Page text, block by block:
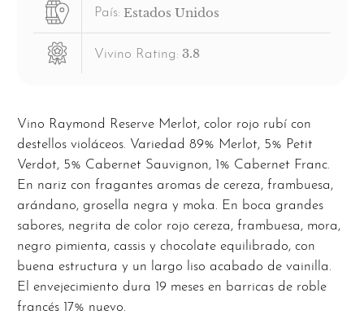
País: Estados Unidos
Vivino Rating: 3.8
Vino Raymond Reserve Merlot, color rojo rubí con
destellos violáceos. Variedad 89% Merlot, 5% Petit
Verdot, 5% Cabernet Sauvignon, 1% Cabernet Franc.
En nariz con fragantes aromas de cereza, frambuesa,
arándano, grosella negra y moka. En boca grandes
sabores, negrita de color rojo cereza, frambuesa, mora,
negro pimienta, cassis y chocolate equilibrado, con
buena estructura y un largo liso acabado de vainilla.
El envejecimiento dura 19 meses en barricas de roble
francés 17% nuevo.